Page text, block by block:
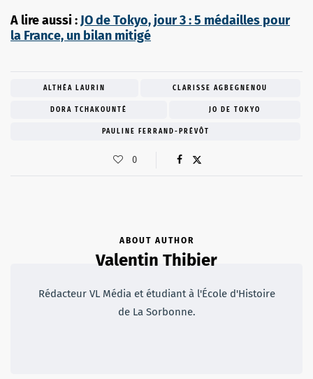
A lire aussi : JO de Tokyo, jour 3 : 5 médailles pour
la France, un bilan mitigé
ALTHÉA LAURIN CLARISSE AGBEGNENOU
DORA TCHAKOUNTÉ JO DE TOKYO
PAULINE FERRAND-PRÉVÔT
0
ABOUT AUTHOR
Valentin Thibier
Rédacteur VL Média et étudiant à l'École d'Histoire
de La Sorbonne.